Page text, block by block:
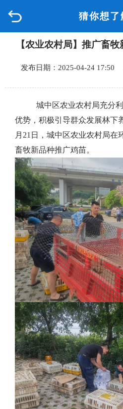
猜你想了
品质城中
新闻中心
政府信息公开
互动回应
数据专题
【农业农村局】推广畜
发布日期：2025-04-24 17:50
城中区农业农村局充分
优势，积极引导群众发展林下
月 21 日，城中区农业农村局在
畜牧新品种推广鸡苗。